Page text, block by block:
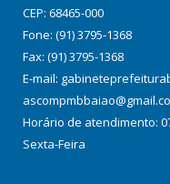
CEP: 68465-000
Fone: (91) 3795-1368
Fax: (91) 3795-1368
E-mail:
Horário de atendimento:
Sexta-Feira